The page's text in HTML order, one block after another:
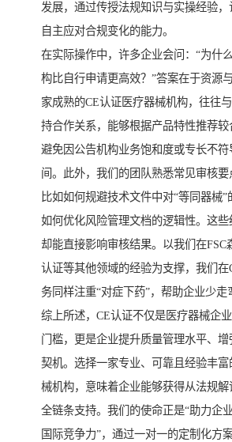
发展，通过传授法规知识与实操经验
自主应对合规变化的能力。
在实际操作中，许多企业会问：“为什
构比自行申请更高效？”答案在于资源
家成熟的CE认证医疗器械机构，往往
持合作关系，能够根据产品特性推荐较
避免因公告机构业务饱和度或专长不
间。此外，我们的团队熟悉常见审核要
比如如何规避技术文件中对“等同器械
如何优化风险管理文档的逻辑性。这些
却能直接影响审核结果。以我们在FSC
认证等其他领域的经验为支撑，我们在
务同样注重“对症下药”，帮助企业少走
综上所述，CE认证不仅是医疗器械企
门槛，更是企业提升质量管理水平、
契机。选择一家专业、可靠且经验丰富
械机构，意味着企业能够获得从法规
全链条支持。我们的使命正是“助力企
国际竞争力”，通过一对一的定制化方